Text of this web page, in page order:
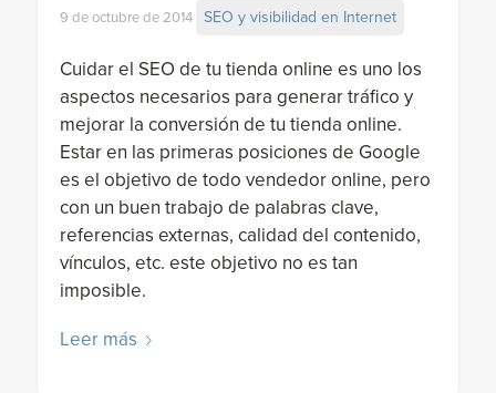
9 de octubre de 2014 SEO y visibilidad en Internet
Cuidar el SEO de tu tienda online es uno los
aspectos necesarios para generar tráfico y
mejorar la conversión de tu tienda online.
Estar en las primeras posiciones de Google
es el objetivo de todo vendedor online, pero
con un buen trabajo de palabras clave,
referencias externas, calidad del contenido,
vínculos, etc. este objetivo no es tan
imposible.
Leer más